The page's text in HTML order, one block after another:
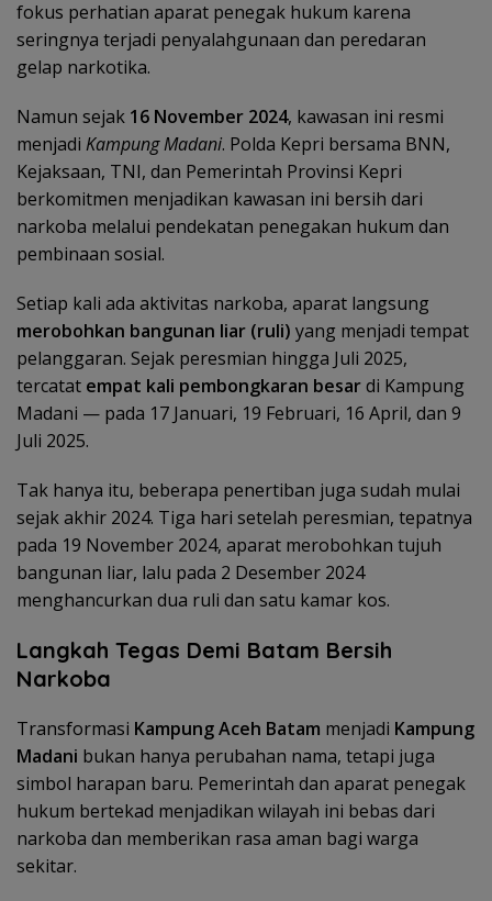
fokus perhatian aparat penegak hukum karena
seringnya terjadi penyalahgunaan dan peredaran
gelap narkotika.
Namun sejak 16 November 2024, kawasan ini resmi
menjadi Kampung Madani. Polda Kepri bersama BNN,
Kejaksaan, TNI, dan Pemerintah Provinsi Kepri
berkomitmen menjadikan kawasan ini bersih dari
narkoba melalui pendekatan penegakan hukum dan
pembinaan sosial.
Setiap kali ada aktivitas narkoba, aparat langsung
merobohkan bangunan liar (ruli) yang menjadi tempat
pelanggaran. Sejak peresmian hingga Juli 2025,
tercatat empat kali pembongkaran besardi Kampung
Madani — pada 17 Januari, 19 Februari, 16 April, dan 9
Juli 2025.
Tak hanya itu, beberapa penertiban juga sudah mulai
sejak akhir 2024. Tiga hari setelah peresmian, tepatnya
pada 19 November 2024, aparat merobohkan tujuh
bangunan liar, lalu pada 2 Desember 2024
menghancurkan dua ruli dan satu kamar kos.
Langkah Tegas Demi Batam Bersih
Narkoba
Transformasi Kampung Aceh Batam menjadi Kampung
Madani bukan hanya perubahan nama, tetapi juga
simbol harapan baru. Pemerintah dan aparat penegak
hukum bertekad menjadikan wilayah ini bebas dari
narkoba dan memberikan rasa aman bagi warga
sekitar.